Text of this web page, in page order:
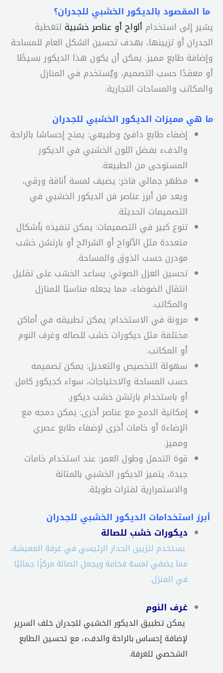
ما المقصود بالديكور الخشبي للجدران؟
يشير إلى استخدامألواح أو عناصر خشبية لتغطية
الجدران أو تزيينها، بهدف تحسين الشكل العام للمساحة
وإضافة طابع مميز. يمكن أن يكون هذا الديكور بسيطًا
أو معقدًا حسب التصميم، ويُستخدم في المنازل
والمكاتب والمساحات التجارية.
ما هي مميزات الديكور الخشبي للجدران
إضفاء طابع دافئ وطبيعي: يمنح إحساسًا بالراحة
والدفء بفضل اللون الخشبي في الديكور
المستوحى من الطبيعة.
مظهر جمالي فاخر: يضيف لمسة أناقة ورقي،
ويعد من أبرز عناصر فن الديكور الخشبي في
التصميمات الحديثة.
تنوع كبير في التصميمات: يمكن تنفيذه بأشكال
متعددة مثل الألواح أو الشرائح أو بارتشن خشب
مودرن حسب الذوق والمساحة.
تحسين العزل الصوتي: يساعد الخشب على تقليل
انتقال الضوضاء، مما يجعله مناسبًا للمنازل
والمكاتب.
مرونة في الاستخدام: يمكن تطبيقه في أماكن
مختلفة مثل ديكورات خشب للصاله وغرف النوم
أو المكاتب.
سهولة التخصيص والتعديل: يمكن تصميمه
حسب المساحة والاحتياجات، سواء كديكور كامل
أو باستخدام بارتشن خشب ديكور.
إمكانية الدمج مع عناصر أخرى: يمكن دمجه مع
الإضاءة أو خامات أخرى لإضفاء طابع عصري
ومميز.
قوة التحمل وطول العمر: عند استخدام خامات
جيدة، يتميز الديكور الخشبي بالمتانة
والاستمرارية لفترات طويلة.
أبرز استخدامات الديكور الخشبي للجدران
ديكورات خشب للصالة
يستخدم لتزيين الجدار الرئيسي في غرفة المعيشة،
مما يضفي لمسة فخامة ويجعل الصالة مركزًا جماليًا
في المنزل.
غرف النوم
يمكن تطبيق الديكور الخشبي للجدران خلف السرير
لإضافة إحساس بالراحة والدفء، مع تحسين الطابع
الشخصي للغرفة.